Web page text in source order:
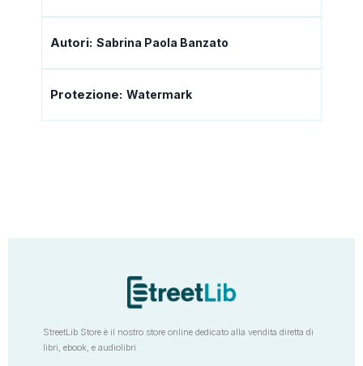
Autori: Sabrina Paola Banzato
Protezione: Watermark
StreetLib Store è il nostro store online dedicato alla vendita diretta di
libri, ebook, e audiolibri